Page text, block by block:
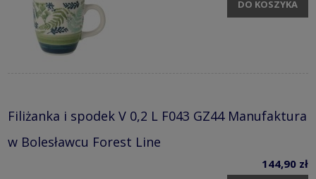
DO KOSZYKA
Filiżanka i spodek V 0,2 L F043 GZ44 Manufaktura
w Bolesławcu Forest Line
144,90 zł